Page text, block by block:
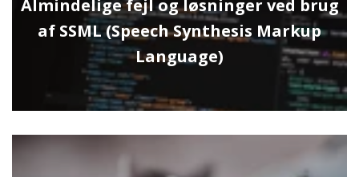
Almindelige fejl og løsninger ved brug
af SSML (Speech Synthesis Markup
Language)